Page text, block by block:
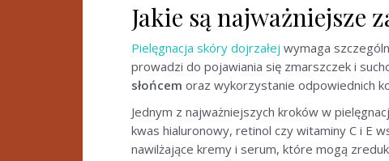
Jakie są najważniejsze
Pielęgnacja skóry dojrzałej wymaga
prowadzi do pojawiania się zmarszczek i
słońcem oraz wykorzystanie odpowiednich
Jednym z najważniejszych kroków w
kwas hialuronowy, retinol czy witaminy C i E
nawilżające kremy i serum, które mogą